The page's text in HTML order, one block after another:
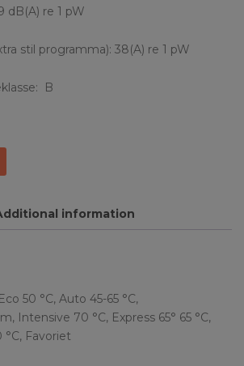
dB(A) re 1 pW
stil programma): 38(A) re 1 pW
B
information
50 °C, Auto 45-65 °C,
Intensive 70 °C, Express 65° 65 °C,
°C, Favoriet